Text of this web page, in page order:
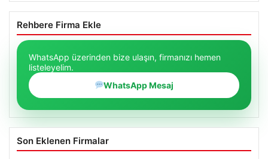
Rehbere Firma Ekle
WhatsApp üzerinden bize ulaşın, firmanızı hemen
listeleyelim.
WhatsApp Mesaj
Son Eklenen Firmalar